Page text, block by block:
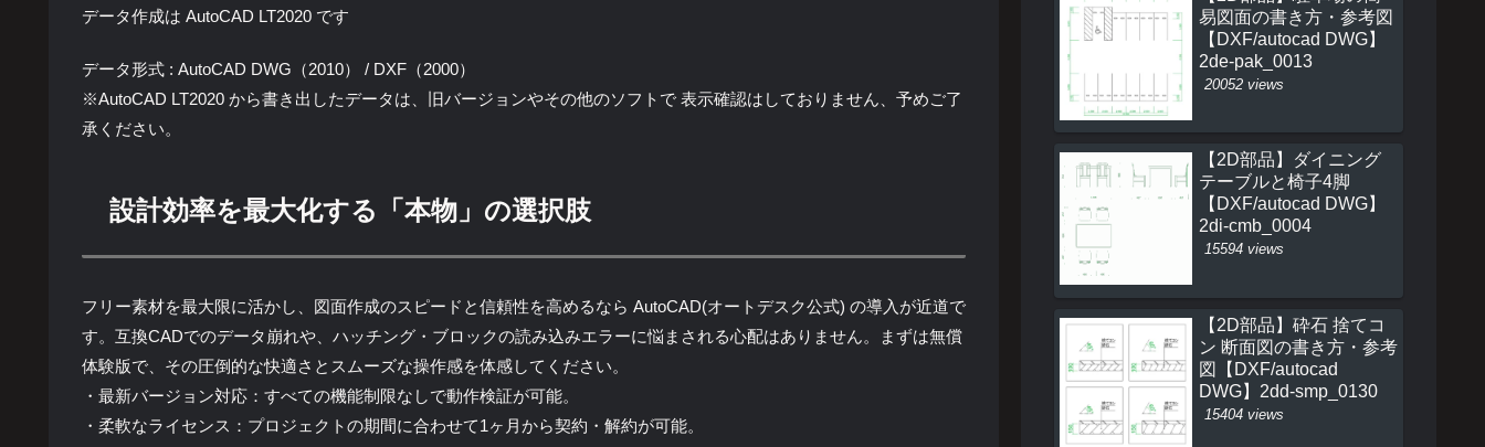
データ作成は AutoCAD LT2020 です
データ形式 : AutoCAD DWG（2010） / DXF（2000）
※AutoCAD LT2020 から書き出したデータは、旧バージョンやその他のソフトで 表示確認はしておりません、予めご了
承ください。
設計効率を最大化する「本物」の選択肢
フリー素材を最大限に活かし、図面作成のスピードと信頼性を高めるなら AutoCAD(オートデスク公式) の導入が近道で
す。互換CADでのデータ崩れや、ハッチング・ブロックの読み込みエラーに悩まされる心配はありません。まずは無償
体験版で、その圧倒的な快適さとスムーズな操作感を体感してください。
・最新バージョン対応：すべての機能制限なしで動作検証が可能。
・柔軟なライセンス：プロジェクトの期間に合わせて1ヶ月から契約・解約が可能。
易図面の書き方・参考図
【DXF/autocad DWG】
2de-pak_0013
20052 views
【2D部品】ダイニング
テーブルと椅子4脚
【DXF/autocad DWG】
2di-cmb_0004
15594 views
【2D部品】砕石 捨てコ
ン 断面図の書き方・参考
図【DXF/autocad
DWG】2dd-smp_0130
15404 views